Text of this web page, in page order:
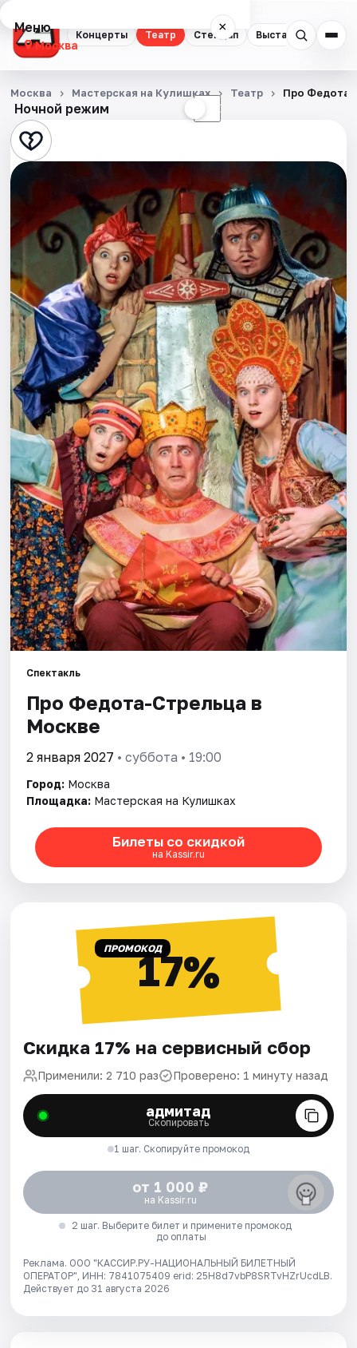
Концерты Театр Стендап Выставки
Меню ×
Москва
Концерты
Театр
Стендап
Выставки
Квесты
Экскурсии
Спорт
События
Города
Площадки
Артисты
Рейтинги
Ночной режим ☾
Москва Мастерская на Кулишках Театр Про Федота-
Спектакль
Про Федота-Стрельца в
Москве
2 января 2027 • суббота • 19:00
Город: Москва
Площадка: Мастерская на Кулишках
Билеты со скидкой
на Kassir.ru
ПРОМОКОД17%
Скидка 17% на сервисный сбор
Применили: 2 710 раз Проверено: 1 минуту назад
адмитад
Скопировать
1 шаг. Скопируйте промокод
от 1 000 ₽
на Kassir.ru
2 шаг. Выберите билет и примените промокод
до оплаты
Реклама. ООО "КАССИР.РУ-НАЦИОНАЛЬНЫЙ БИЛЕТНЫЙ
ОПЕРАТОР", ИНН: 7841075409 erid: 25H8d7vbP8SRTvHZrUcdLB.
Действует до 31 августа 2026